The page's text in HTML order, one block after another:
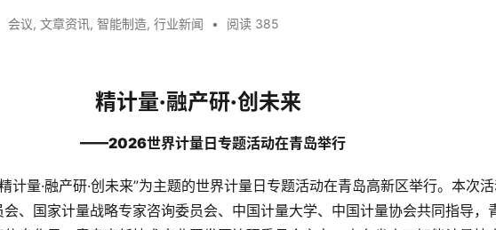
会议, 文章资讯, 智能制造, 行业新闻 • 阅读 385
精计量·融产研·创未来
——2026世界计量日专题活动在青岛举行
计量·融产研·创未来”为主题的世界计量日专题活动在青岛高新区举行。本次
、国家计量战略专家咨询委员会、中国计量大学、中国计量协会共同指导，